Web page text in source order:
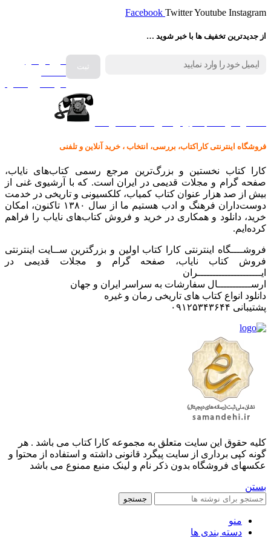
Facebook TwitterYoutube Instagram
از جدیدترین تخفیف ها با خبر شوید …
فروش انواع
فروشگاه اینترنتی کاراکتاب، بررسی، انتخاب ، خرید آنلاین و تلفنی
کارا کتاب نخستین و بزرگ‌ترین مرجع رسمی کتاب‌های نایاب،
صفحه گرام و مجلات قدیمی در ایران است. که با آرشیوی غنی از
بیش از صد هزار عنوان کتاب کمیاب، کلکسیونی و تاریخی در خدمت
دوست‌داران فرهنگ و ادب هستیم ما از سال ۱۳۸۰ تاکنون، امکان
خرید، دانلود و همکاری در خرید و فروش کتاب‌های نایاب را فراهم
کرده‌ایم.
فروشــــگاه اینترنتی کارا کتاب اولین و بزرگترین ســایت اینترنتی
فروش کتاب نایاب، صفحه گرام و مجلات قدیمی در
ایـــــــــــــــــــــران
ارســـــــــــال سفارشات به سراسر ایران و جهان
دانلود انواع کتاب های تاریخی رمان و غیره
پشتیبانی ۰۹۱۲۵۳۴۳۶۴۴
کليه حقوق اين سايت متعلق به مجموعه کارا کتاب می باشد . هر
گونه کپی برداری از سایت پیگرد قانونی داشته و استفاده از محتوا و
عکسهای فروشگاه بدون ذکر نام و لینک منبع ممنوع می باشد
بستن
جستجو
منو
دسته بندی ها